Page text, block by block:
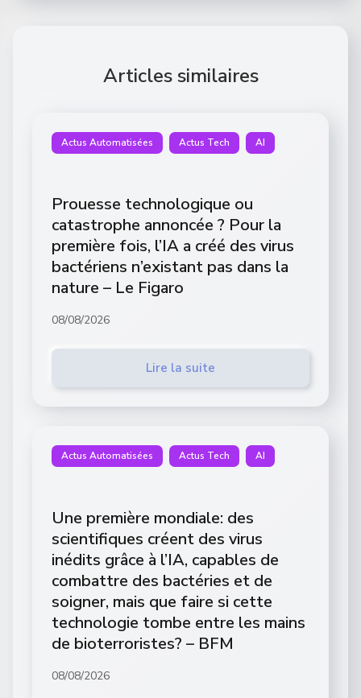
Articles similaires
Actus Automatisées Actus Tech AI
Prouesse technologique ou
catastrophe annoncée ? Pour la
première fois, l’IA a créé des virus
bactériens n’existant pas dans la
nature – Le Figaro
08/08/2026
Lire la suite
Actus Automatisées Actus Tech AI
Une première mondiale: des
scientifiques créent des virus
inédits grâce à l’IA, capables de
combattre des bactéries et de
soigner, mais que faire si cette
technologie tombe entre les mains
de bioterroristes? – BFM
08/08/2026